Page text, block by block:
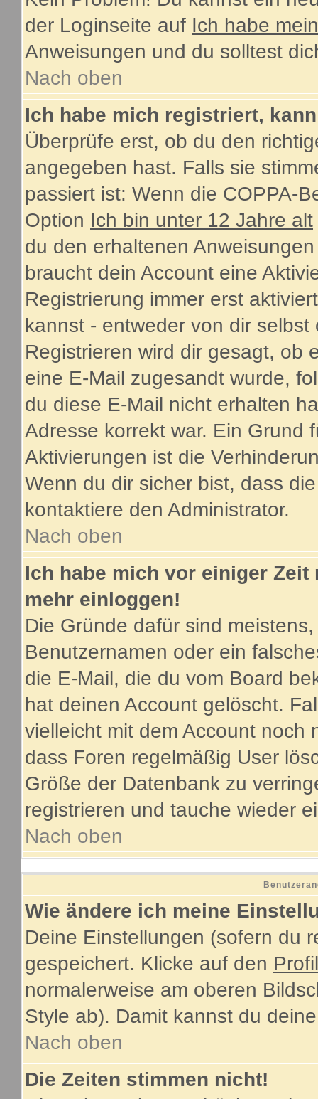
der Loginseite auf Ich habe
Anweisungen und du solltest
Nach oben
Ich habe mich registriert,
Überprüfe erst, ob du den
angegeben hast. Falls sie
passiert ist: Wenn die COPPA-
Option Ich bin unter 12 Jahre alt
du den erhaltenen
braucht dein Account eine
Registrierung immer erst
kannst - entweder von dir
Registrieren wird dir gesagt, ob
eine E-Mail zugesandt wurde,
du diese E-Mail nicht erhalten
Adresse korrekt war. Ein Grund
Aktivierungen ist die
Wenn du dir sicher bist, dass
kontaktiere den Administrator.
Nach oben
Ich habe mich vor einiger
mehr einloggen!
Die Gründe dafür sind
Benutzernamen oder ein
die E-Mail, die du vom Board
hat deinen Account gelöscht.
vielleicht mit dem Account noch
dass Foren regelmäßig User
Größe der Datenbank zu
registrieren und tauche wieder
Nach oben
Wie ändere ich meine
Deine Einstellungen (sofern du
gespeichert. Klicke auf den Profil
normalerweise am oberen
Style ab). Damit kannst du
Nach oben
Die Zeiten stimmen nicht!